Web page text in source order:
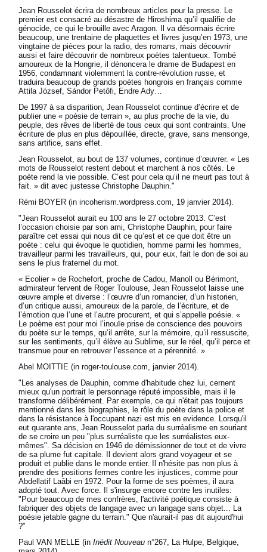
Jean Rousselot écrira de nombreux articles pour la presse. Le
premier est consacré au désastre de Hiroshima qu’il qualifie de
génocide, ce qui le brouille avec Aragon. Il va désormais écrire
beaucoup, une trentaine de plaquettes et livres jusqu’en 1973, une
vingtaine de pièces pour la radio, des romans, mais découvrir
aussi et faire découvrir de nombreux poètes talentueux. Tombé
amoureux de la Hongrie, il dénoncera le drame de Budapest en
1956, condamnant violemment la contre-révolution russe, et
traduira beaucoup de grands poètes hongrois en français comme
Attila József, Sándor Petőfi, Endre Ady…
De 1997 à sa disparition, Jean Rousselot continue d’écrire et de
publier une « poésie de terrain », au plus proche de la vie, du
peuple, des rêves de liberté de tous ceux qui sont contraints. Une
écriture de plus en plus dépouillée, directe, grave, sans mensonge,
sans artifice, sans effet.
Jean Rousselot, au bout de 137 volumes, continue d’œuvrer. « Les
mots de Rousselot restent debout et marchent à nos côtés. Le
poète rend la vie possible. C’est pour cela qu’il ne meurt pas tout à
fait. » dit avec justesse Christophe Dauphin."
Rémi BOYER (in incoherism.wordpress.com, 19 janvier 2014).
"Jean Rousselot aurait eu 100 ans le 27 octobre 2013. C’est
l’occasion choisie par son ami, Christophe Dauphin, pour faire
paraître cet essai qui nous dit ce qu’est et ce que doit être un
poète : celui qui évoque le quotidien, homme parmi les hommes,
travailleur parmi les travailleurs, qui, pour eux, fait le don de soi au
sens le plus fraternel du mot.
« Ecolier » de Rochefort, proche de Cadou, Manoll ou Bérimont,
admirateur fervent de Roger Toulouse, Jean Rousselot laisse une
œuvre ample et diverse : l’œuvre d’un romancier, d’un historien,
d’un critique aussi, amoureux de la parole, de l’écriture, et de
l’émotion que l’une et l’autre procurent, et qui s’appelle poésie. «
Le poème est pour moi l’inouïe prise de conscience des pouvoirs
du poète sur le temps, qu’il arrête, sur la mémoire, qu’il ressuscite,
sur les sentiments, qu’il élève au Sublime, sur le réel, qu’il perce et
transmue pour en retrouver l’essence et a pérennité. »
Abel MOITTIE (in roger-toulouse.com, janvier 2014).
"Les analyses de Dauphin, comme d'habitude chez lui, cernent
mieux qu'un portrait le personnage réputé impossible, mais il le
transforme délibérément. Par exemple, ce qui n'était pas toujours
mentionné dans les biographies, le rôle du poète dans la police et
dans la résistance à l'occupant nazi est mis en evidence. Lorsqu'il
eut quarante ans, Jean Rousselot parla du surréalisme en souriant
de se croire un peu "plus surréaliste que les surréalistes eux-
mêmes". Sa décision en 1946 de démissionner de tout et de vivre
de sa plume fut capitale. Il devient alors grand voyageur et se
produit et publie dans le monde entier. Il n'hésite pas non plus à
prendre des positions fermes contre les injustices, comme pour
Abdellatif Laâbi en 1972. Pour la forme de ses poèmes, il aura
adopté tout. Avec force. Il s'insurge encore contre les inutiles:
"Pour beaucoup de mes confrères, l'activité poétique consiste à
fabriquer des objets de langage avec un langage sans objet... La
poésie jetable gagne du terrain." Que n'aurait-il pas dit aujourd'hui
?"
Paul VAN MELLE (inInédit Nouveau n°267, La Hulpe, Belgique,